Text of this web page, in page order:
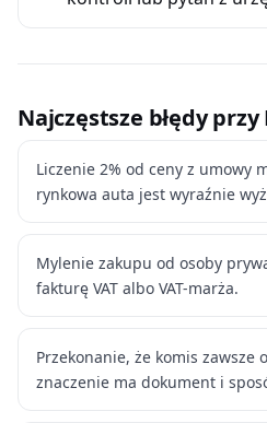
Najczęstsze błędy przy
Liczenie 2% od ceny z umowy
rynkowa auta jest wyraźnie
Mylenie zakupu od osoby
fakturę VAT albo VAT-marża.
Przekonanie, że komis zawsze
znaczenie ma dokument i